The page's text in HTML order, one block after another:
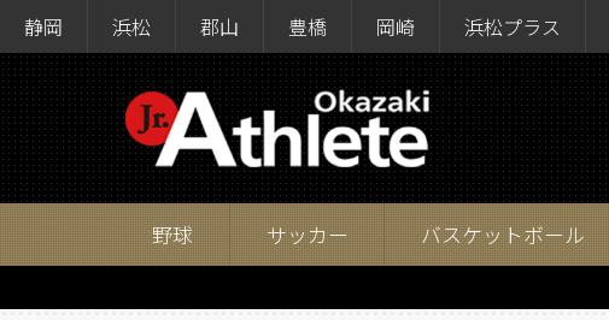
静岡 浜松 郡山 豊橋 岡崎 浜松プラス
野球 サッカー バスケットボール